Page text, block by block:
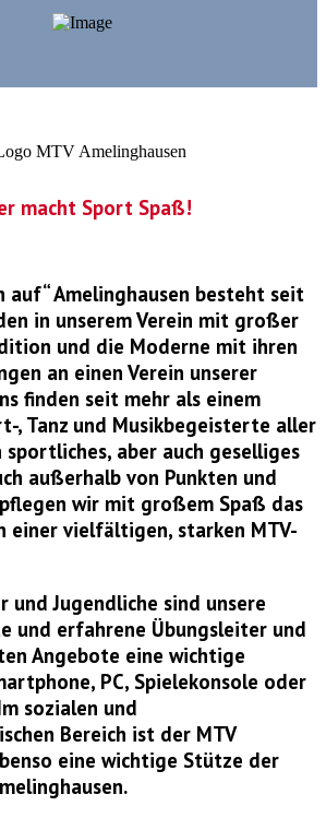
macht Sport Spaß!
auf“ Amelinghausen besteht seit
in unserem Verein mit großer
und die Moderne mit ihren
an einen Verein unserer
finden seit mehr als einem
, Tanz und Musikbegeisterte aller
aber auch geselliges
außerhalb von Punkten und
wir mit großem Spaß das
einer vielfältigen, starken MTV-
und Jugendliche sind unsere
und erfahrene Übungsleiter und
Angebote eine wichtige
PC, Spielekonsole oder
sozialen und
Bereich ist der MTV
eine wichtige Stütze der